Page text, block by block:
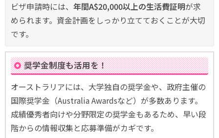
ビザ申請時には、 年間A$20,000以上の生活費証明が求
められます。資金計画をしっかり立てておくことが大切
です。
奨学金制度も活用を！
オーストラリアには、大学独自の奨学金や、政府主催の
国際奨学金（Australia Awardsなど）が多数あります。
成績優秀者向けや分野限定の奨学金もあるため、早い段
階からの情報収集と応募準備がカギです。